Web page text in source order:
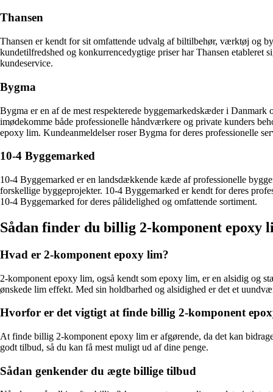
Thansen
Thansen er kendt for sit omfattende udvalg af biltilbehør, værktøj og
kundetilfredshed og konkurrencedygtige priser har Thansen
kundeservice.
Bygma
Bygma er en af de mest respekterede byggemarkedskæder i
imødekomme både professionelle håndværkere og private kunders
epoxy lim. Kundeanmeldelser roser Bygma for deres professionelle
10-4 Byggemarked
10-4 Byggemarked er en landsdækkende kæde af professionelle
forskellige byggeprojekter. 10-4 Byggemarked er kendt for deres
10-4 Byggemarked for deres pålidelighed og omfattende sortiment.
Sådan finder du billig 2-komponent epoxy
Hvad er 2-komponent epoxy lim?
2-komponent epoxy lim, også kendt som epoxy lim, er en alsidig og
ønskede lim effekt. Med sin holdbarhed og alsidighed er det et
Hvorfor er det vigtigt at finde billig 2-komponent
At finde billig 2-komponent epoxy lim er afgørende, da det kan
godt tilbud, så du kan få mest muligt ud af dine penge.
Sådan genkender du ægte billige tilbud